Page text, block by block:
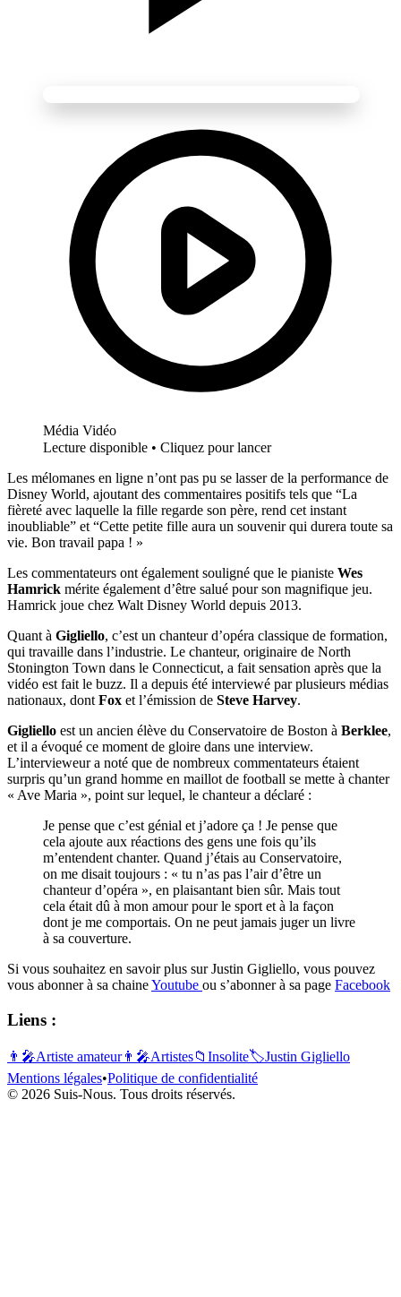
Média Vidéo
Lecture disponible • Cliquez pour lancer
Les mélomanes en ligne n’ont pas pu se lasser de la performance de
Disney World, ajoutant des commentaires positifs tels que “La
fièreté avec laquelle la fille regarde son père, rend cet instant
inoubliable” et “Cette petite fille aura un souvenir qui durera toute sa
vie. Bon travail papa ! »
Les commentateurs ont également souligné que le pianiste Wes
Hamrick mérite également d’être salué pour son magnifique jeu.
Hamrick joue chez Walt Disney World depuis 2013.
Quant à Gigliello, c’est un chanteur d’opéra classique de formation,
qui travaille dans l’industrie. Le chanteur, originaire de North
Stonington Town dans le Connecticut, a fait sensation après que la
vidéo est fait le buzz. Il a depuis été interviewé par plusieurs médias
nationaux, dont Fox et l’émission de Steve Harvey.
Gigliello est un ancien élève du Conservatoire de Boston à Berklee,
et il a évoqué ce moment de gloire dans une interview.
L’intervieweur a noté que de nombreux commentateurs étaient
surpris qu’un grand homme en maillot de football se mette à chanter
« Ave Maria », point sur lequel, le chanteur a déclaré :
Je pense que c’est génial et j’adore ça ! Je pense que
cela ajoute aux réactions des gens une fois qu’ils
m’entendent chanter. Quand j’étais au Conservatoire,
on me disait toujours : « tu n’as pas l’air d’être un
chanteur d’opéra », en plaisantant bien sûr. Mais tout
cela était dû à mon amour pour le sport et à la façon
dont je me comportais. On ne peut jamais juger un livre
à sa couverture.
Si vous souhaitez en savoir plus sur Justin Gigliello, vous pouvez
vous abonner à sa chaineYoutube ou s’abonner à sa page Facebook
Liens :
👨‍🎤Artiste amateur👨‍🎤Artistes📁 Insolite🏷️Justin Gigliello
Mentions légales•Politique de confidentialité
© 2026 Suis-Nous. Tous droits réservés.